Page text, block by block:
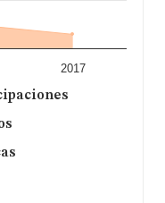
2017